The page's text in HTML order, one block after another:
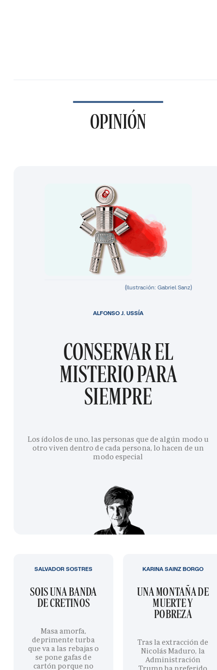
OPINIÓN
(Ilustración: Gabriel Sanz)
CONSERVAR EL
MISTERIO PARA
SIEMPRE
Los ídolos de uno, las personas que de algún modo u
otro viven dentro de cada persona, lo hacen de un
modo especial
ALFONSO J. USSÍA
SOIS UNA BANDA
DE CRETINOS
Masa amorfa,
deprimente turba
que va a las rebajas o
se pone gafas de
cartón porque no
SALVADOR SOSTRES
UNA MONTAÑA DE
MUERTE Y
POBREZA
Tras la extracción de
Nicolás Maduro, la
Administración
KARINA SAINZ BORGO